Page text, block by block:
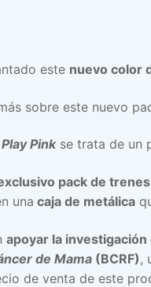
este nuevo color
sobre este nuevo
Play Pinkse trata de un
pack de trenes
una caja de metálica
apoyar la
de Mama (BCRF),
de venta de este